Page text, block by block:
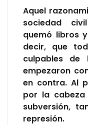
Aquel
sociedad
quemó libros
decir, que
culpables de
empezaron
en contra. Al
por la
subversión,
represión.